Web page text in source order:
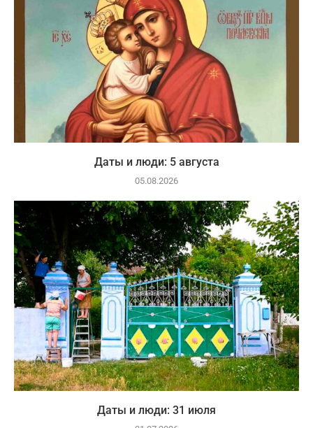
Даты и люди: 5 августа
05.08.2026
Даты и люди: 31 июля